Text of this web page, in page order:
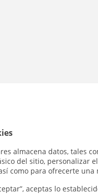
almacena datos, tales
del sitio, personalizar
como para ofrecerte una
aceptas lo
¿Hay algún error en